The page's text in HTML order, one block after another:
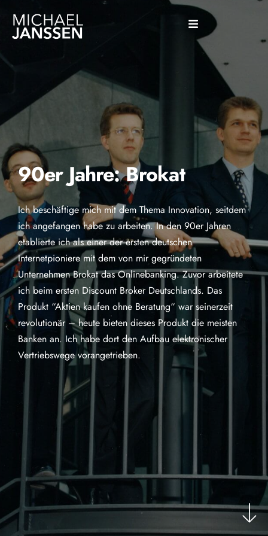
90er Jahre: Brokat
Ich beschäftige mich mit dem Thema Innovation, seitdem
ich angefangen habe zu arbeiten. In den 90er Jahren
etablierte ich als einer der ersten deutschen
Internetpioniere mit dem von mir gegründeten
Unternehmen Brokat das Onlinebanking. Zuvor arbeitete
ich beim ersten Discount Broker Deutschlands. Das
Produkt “Aktien kaufen ohne Beratung“ war seinerzeit
revolutionär – heute bieten dieses Produkt die meisten
Banken an. Ich habe dort den Aufbau elektronischer
Vertriebswege vorangetrieben.